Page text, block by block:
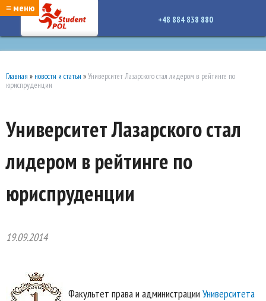
google-site-verification: google7a917c261df1566b.htmlgoogle-site-verification:
google7a917c261df1566b.html
≡ меню
+48 884 838 880
Главная » новости и статьи »Университет Лазарского стал лидером в рейтинге по
юриспруденции
Университет Лазарского стал
лидером в рейтинге по
юриспруденции
19.09.2014
Факультет права и администрации Университета